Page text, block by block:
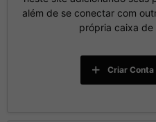
além de se conectar com
própria caixa
Criar Conta